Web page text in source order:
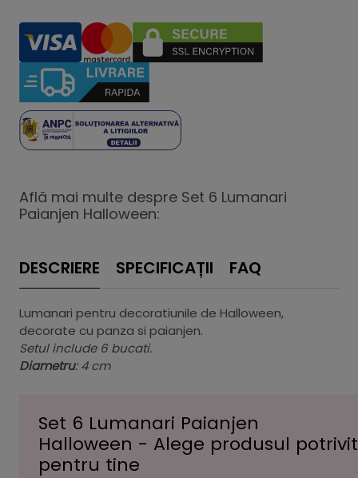
Află mai multe despre Set 6 Lumanari
Paianjen Halloween:
DESCRIERE SPECIFICAȚII FAQ
Lumanari pentru decoratiunile de Halloween,
decorate cu panza si paianjen.
Setul include 6 bucati.
Diametru: 4 cm
Set 6 Lumanari Paianjen
Halloween - Alege produsul potrivit
pentru tine